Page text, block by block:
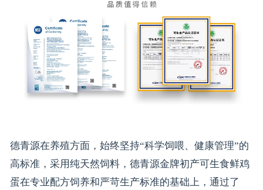
德青源在养殖方面，始终坚持“科学饲喂、健康管理”的
高标准，采用纯天然饲料，德青源金牌初产可生食鲜鸡
蛋在专业配方饲养和严苛生产标准的基础上，通过了